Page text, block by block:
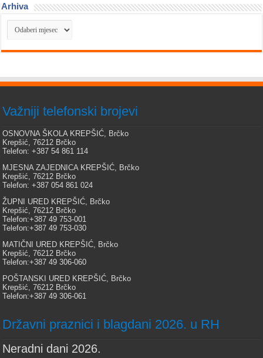
Arhiva
Arhiva
Važniji telefonski brojevi
OSNOVNA ŠKOLA KREPŠIĆ, Brčko
Krepšić, 76212 Brčko
Telefon: +387 54 861 114
MJESNA ZAJEDNICA KREPŠIĆ, Brčko
Krepšić, 76212 Brčko
Telefon: +387 054 861 024
ŽUPNI URED KREPŠIĆ, Brčko
Krepšić, 76212 Brčko
Telefon:+387 49 753-001
Telefon:+387 49 753-030
MATIČNI URED KREPŠIĆ, Brčko
Krepšić, 76212 Brčko
Telefon:+387 49 306-060
POŠTANSKI URED KREPŠIĆ, Brčko
Krepšić, 76212 Brčko
Telefon:+387 49 306-061
Državni praznici i blagdani 2026. u RH
Neradni dani 2026.